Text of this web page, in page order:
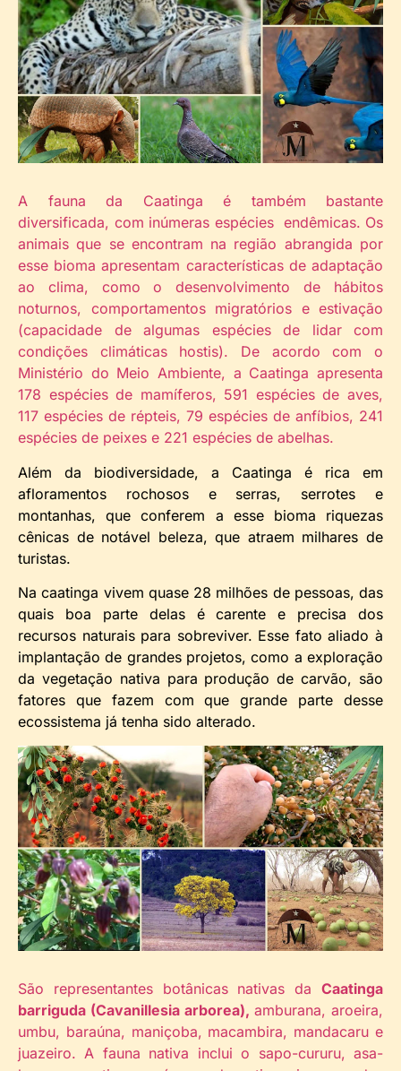
A fauna da Caatinga é também bastante
diversificada, com inúmeras espécies endêmicas. Os
animais que se encontram na região abrangida por
esse bioma apresentam características de adaptação
ao clima, como o desenvolvimento de hábitos
noturnos, comportamentos migratórios e estivação
(capacidade de algumas espécies de lidar com
condições climáticas hostis). De acordo com o
Ministério do Meio Ambiente, a Caatinga apresenta
178 espécies de mamíferos, 591 espécies de aves,
117 espécies de répteis, 79 espécies de anfíbios, 241
espécies de peixes e 221 espécies de abelhas.
Além da biodiversidade, a Caatinga é rica em
afloramentos rochosos e serras, serrotes e
montanhas, que conferem a esse bioma riquezas
cênicas de notável beleza, que atraem milhares de
turistas.
Na caatinga vivem quase 28 milhões de pessoas, das
quais boa parte delas é carente e precisa dos
recursos naturais para sobreviver. Esse fato aliado à
implantação de grandes projetos, como a exploração
da vegetação nativa para produção de carvão, são
fatores que fazem com que grande parte desse
ecossistema já tenha sido alterado.
São representantes botânicas nativas da Caatinga
barriguda (Cavanillesia arborea), amburana, aroeira,
umbu, baraúna, maniçoba, macambira, mandacaru e
juazeiro. A fauna nativa inclui o sapo-cururu, asa-